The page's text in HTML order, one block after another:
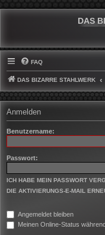
DAS
FAQ
DAS BIZARRE STAHLWERK
Anmelden
Benutzername:
Passwort:
ICH HABE MEIN PASSWORT
DIE AKTIVIERUNGS-E-MAIL
Angemeldet bleiben
Meinen Online-Status